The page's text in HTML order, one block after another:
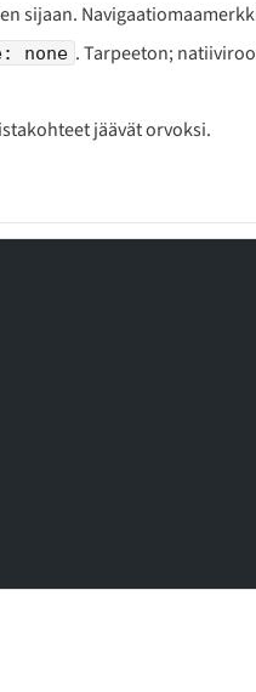
sijaan.
none . Tarpeeton;
jäävät orvoksi.